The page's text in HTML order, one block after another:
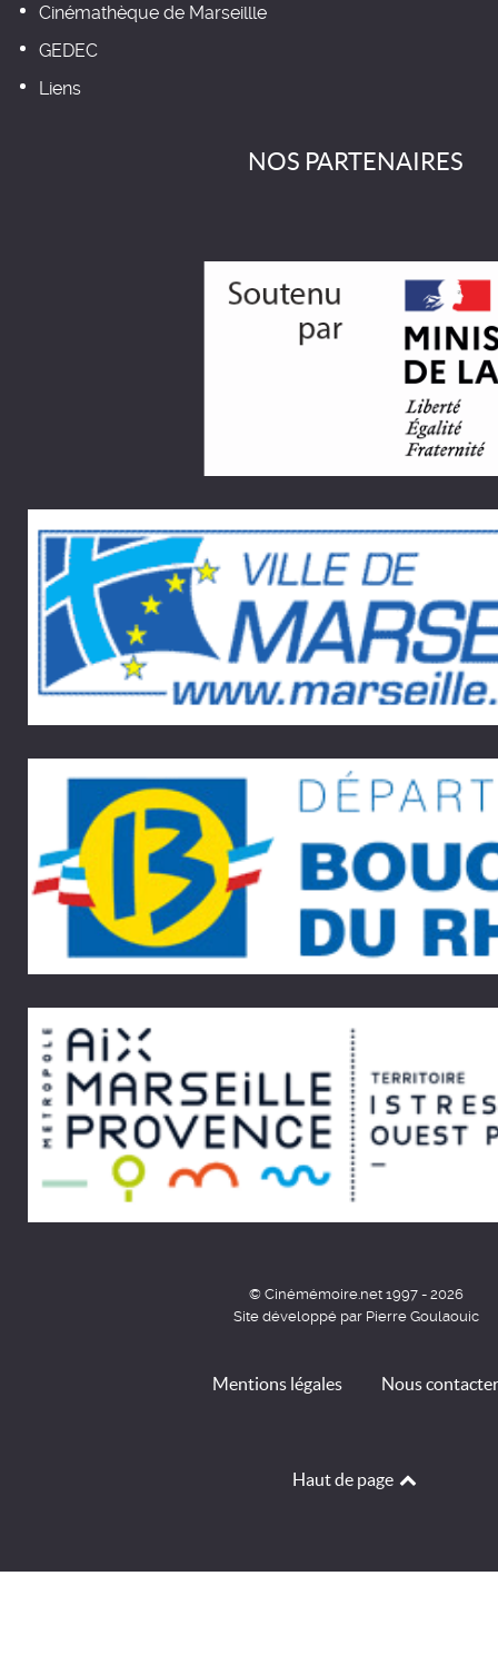
Cinémathèque de Marseillle
GEDEC
Liens
NOS PARTENAIRES
© Cinémémoire.net 1997 - 2026
Site développé par Pierre Goulaouic
Mentions légales Nous contacter
Haut de page